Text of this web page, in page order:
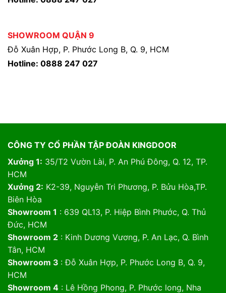
SHOWROOM QUẬN 9
Đỗ Xuân Hợp, P. Phước Long B, Q. 9, HCM
Hotline: 0888 247 027
CÔNG TY CỔ PHẦN TẬP ĐOÀN KINGDOOR
Xưởng 1: 35/T2 Vườn Lài, P. An Phú Đông, Q. 12, TP.
HCM
Xưởng 2: K2-39, Nguyễn Tri Phương, P. Bửu Hòa,TP.
Biên Hòa
Showroom 1 : 639 QL13, P. Hiệp Bình Phước, Q. Thủ
Đức, HCM
Showroom 2: Kinh Dương Vương, P. An Lạc, Q. Bình
Tân, HCM
Showroom 3 : Đỗ Xuân Hợp, P. Phước Long B, Q. 9,
HCM
Showroom 4: Lê Hồng Phong, P. Phước long, Nha